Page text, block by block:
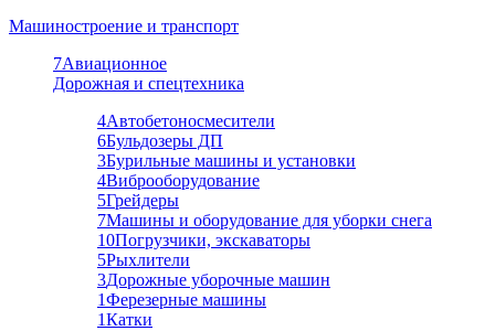
Машиностроение и транспорт
7Авиационное
Дорожная и спецтехника
4Автобетоносмесители
6Бульдозеры ДП
3Бурильные машины и установки
4Виброоборудование
5Грейдеры
7Машины и оборудование для уборки снега
10Погрузчики, экскаваторы
5Рыхлители
3Дорожные уборочные машин
1Ферезерные машины
1Катки